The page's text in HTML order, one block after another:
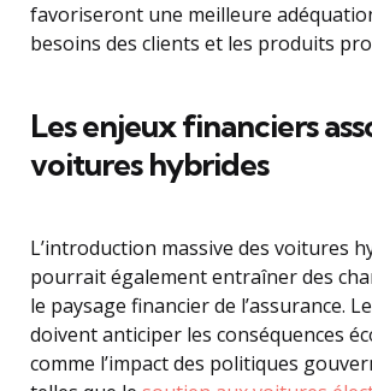
favoriseront une meilleure
besoins des clients et les produits
Les enjeux financiers
voitures hybrides
L’introduction massive des voitures
pourrait également entraîner des
le paysage financier de l’assurance.
doivent anticiper les conséquences
comme l’impact des politiques